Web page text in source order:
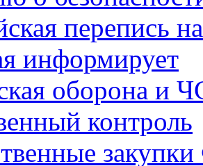
перепись
информирует
оборона и
контроль